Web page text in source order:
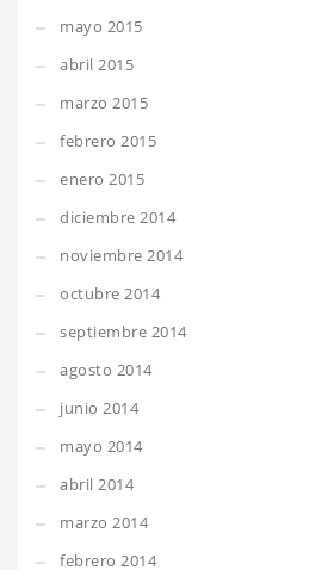
mayo 2015
abril 2015
marzo 2015
febrero 2015
enero 2015
diciembre 2014
noviembre 2014
octubre 2014
septiembre 2014
agosto 2014
junio 2014
mayo 2014
abril 2014
marzo 2014
febrero 2014